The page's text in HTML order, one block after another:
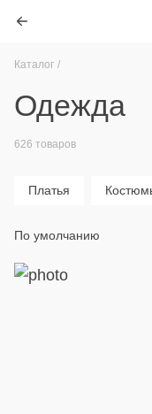
Каталог
Одежда
626 товаров
Платья
По умолчанию